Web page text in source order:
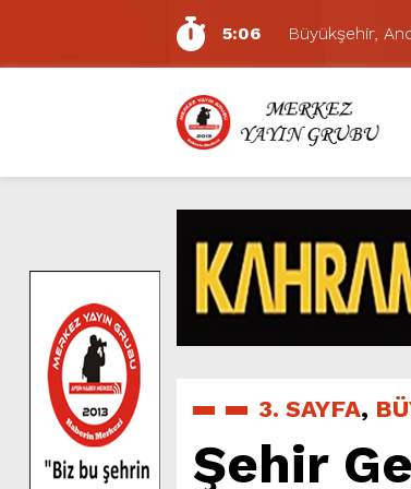
5:06
Büyükşehir,
7:01
Funda Arar,
6:19
BAŞKAN
6:17
Dulkadiroğlu
11:14
Pazarcık’ta
11:10
Büyükşehir,
5:17
Uluslararası
5:15
Büyükşehir,
6:54
Büyükşehir,
5:20
Ağustos
3. SAYFA,
Şehir